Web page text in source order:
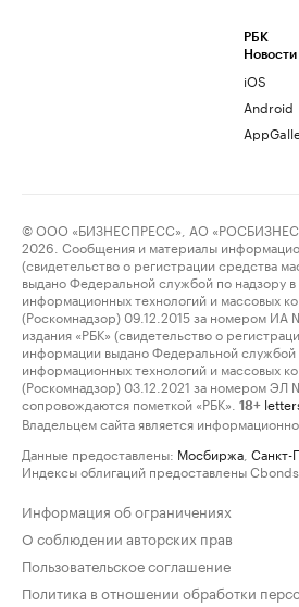
РБК
Новости
iOS
Android
© ООО «БИЗНЕСПРЕСС», АО
2026. Сообщения и материалы
(свидетельство о регистрации средства
выдано Федеральной службой по надзору в
информационных технологий и массовых
(Роскомнадзор) 09.12.2015 за номером
издания «РБК» (свидетельство о
информации выдано Федеральной службой
информационных технологий и массовых
(Роскомнадзор) 03.12.2021 за номером
сопровождаются пометкой «РБК».
18+
Владельцем сайта является
Данные предоставлены: Мосбиржа Санкт-
Индексы облигаций предоставлены Cbonds.
Информация об ограничениях
О соблюдении авторских прав
Пользовательское соглашение
Политика в отношении обработки